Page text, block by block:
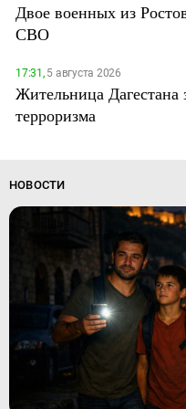
Двое военных из
СВО
17:31,5 августа 2026
Жительница Дагестана
терроризма
НОВОСТИ